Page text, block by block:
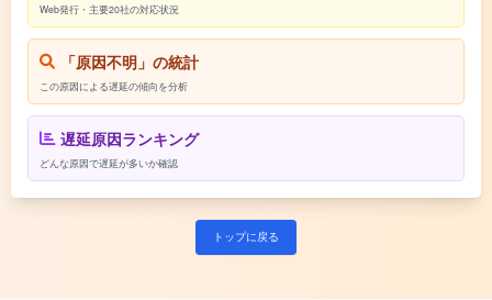
Web発行・主要20社の対応状況
「原因不明」の統計
この原因による遅延の傾向を分析
遅延原因ランキング
どんな原因で遅延が多いか確認
トップに戻る